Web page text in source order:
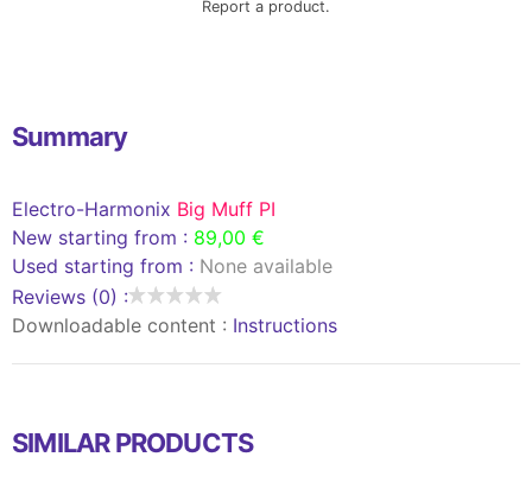
Report a product.
Summary
Electro-Harmonix Big Muff PI
New starting from : 89,00 €
Used starting from : None available
Reviews (0) :
Downloadable content : Instructions
SIMILAR PRODUCTS